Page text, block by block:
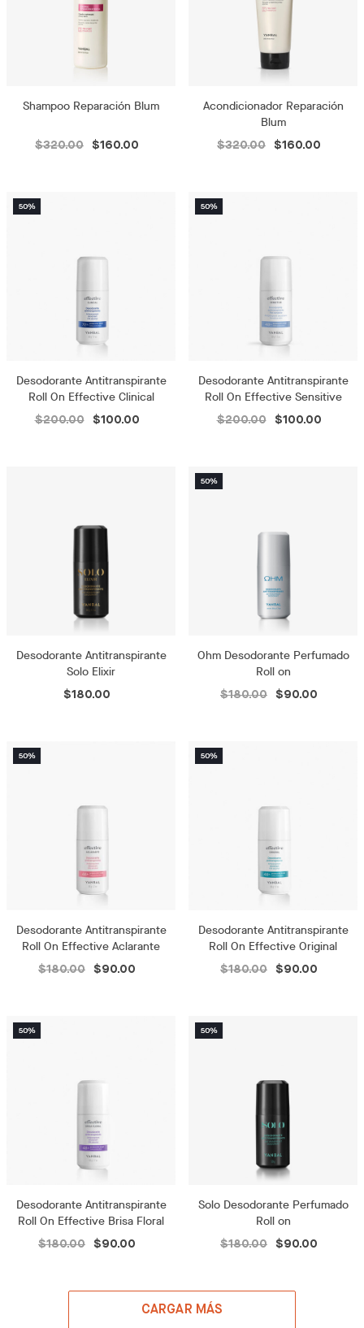
Shampoo Reparación Blum
$320.00 $160.00
Acondicionador Reparación
Blum
$320.00 $160.00
Desodorante Antitranspirante
Roll On Effective Clinical
$200.00 $100.00
Desodorante Antitranspirante
Roll On Effective Sensitive
$200.00 $100.00
Desodorante Antitranspirante
Solo Elixir
$180.00
Ohm Desodorante Perfumado
Roll on
$180.00 $90.00
Desodorante Antitranspirante
Roll On Effective Aclarante
$180.00 $90.00
Desodorante Antitranspirante
Roll On Effective Original
$180.00 $90.00
Desodorante Antitranspirante
Roll On Effective Brisa Floral
$180.00 $90.00
Solo Desodorante Perfumado
Roll on
$180.00 $90.00
CARGAR MÁS